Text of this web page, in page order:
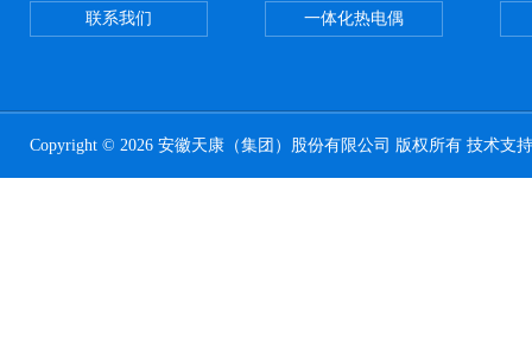
联系我们 一体化热电偶
Copyright © 2026 安徽天康（集团）股份有限公司 版权所有 技术支